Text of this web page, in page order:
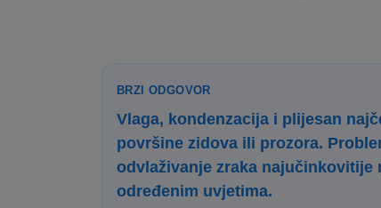
BRZI ODGOVOR
Vlaga, kondenzacija i plijesan
površine zidova ili prozora.
odvlaživanje zraka najučinkovitije
određenim uvjetima.